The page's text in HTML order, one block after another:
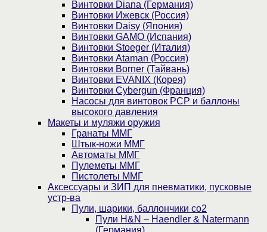
Винтовки Diana (Германия)
Винтовки Ижевск (Россия)
Винтовки Daisy (Япония)
Винтовки GAMO (Испания)
Винтовки Stoeger (Италия)
Винтовки Ataman (Россия)
Винтовки Borner (Тайвань)
Винтовки EVANIX (Корея)
Винтовки Cybergun (Франция)
Насосы для винтовок PCP и баллоны
высокого давления
Макеты и муляжи оружия
Гранаты ММГ
Штык-ножи ММГ
Автоматы ММГ
Пулеметы ММГ
Пистолеты ММГ
Аксессуары и ЗИП для пневматики, пусковые
устр-ва
Пули, шарики, баллончики со2
Пули H&N – Haendler & Natermann